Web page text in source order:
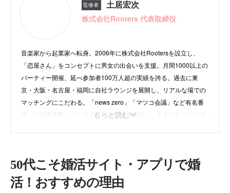
監修者 土居宏次
株式会社Rooters 代表取締役
音楽家から起業家へ転身。2006年に株式会社Rootersを設立し、
「恋屋さん」をコンセプトに男女の出会いを支援。月間1000以上の
パーティー開催、延べ参加者100万人超の実績を誇る。過去に東
京・大阪・名古屋・福岡に自社ラウンジを展開し、リアルな場での
マッチングにこだわる。「news zero」「マツコ会議」など有名番
組への出演多数。エンタメ業界の経験を活かし、人をつなぐビジネ
・instagram
・ X
・
株式会社Rooters
もっと読む
50代こそ婚活サイト・アプリで婚
活！おすすめの理由